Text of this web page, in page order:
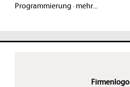
Programmierung · mehr...
Firmenlogo